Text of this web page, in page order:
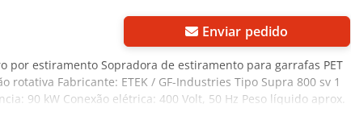
Enviar pedido
por estiramento Sopradora de estiramento para garrafas PET
Fabricante: ETEK / GF-Industries Tipo Supra 800 sv 1
90 kW Conexão elétrica: 400 Volt, 50 Hz Peso líquido aprox.